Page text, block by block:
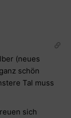
(neues
schön
Tal muss
sich